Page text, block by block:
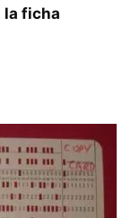
la ficha